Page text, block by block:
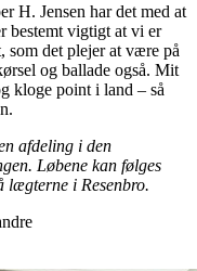
H. Jensen har det med at
bestemt vigtigt at vi er
som det plejer at være på
og ballade også. Mit
kloge point i land – så
afdeling i den
Løbene kan følges
lægterne i Resenbro.